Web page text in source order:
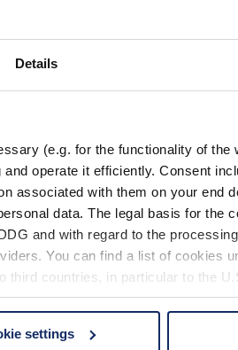
Details
(e.g. for the functionality of the
operate it efficiently. Consent
associated with them on your end
data. The legal basis for the
and with regard to the
You can find a list of cookies
third countries, in particular to the
on the "Accept all" button or
settings